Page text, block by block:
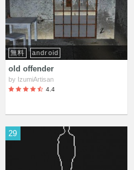
無料 android
old offender
by IzumiArtisan
4.4
29